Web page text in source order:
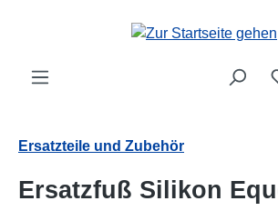
Zum Hauptinhalt springen
Ersatzteile und Zubehör
Ersatzfuß Silikon